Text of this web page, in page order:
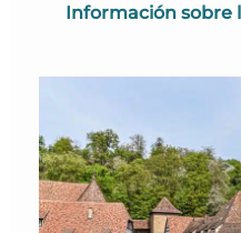
Información sobre